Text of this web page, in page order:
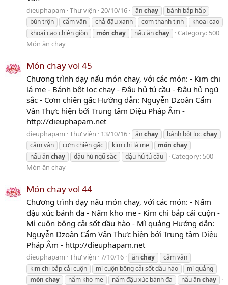
dieuphapam Thư viện 20/10/16 ănchay
bánh bắp hấp
bún trộn
cẩm vân chả đậu xanh cơm thanh tịnh
khoai cao
khoai cao chiên giòn
món chay nấu ănchay Category: 500
Món ăn chay
Món chay vol 45
Chương trình dạy nấu món chay, với các món: - Kim chi
lá me - Bánh bột lọc chay - Đậu hủ tú cầu - Đậu hủ ngũ
sắc - Cơm chiên gấc Hướng dẫn: Nguyễn Dzoãn Cẩm
Vân Thực hiện bởi Trung tâm Diệu Pháp Âm -
http://dieuphapam.net
dieuphapam Thư viện 13/10/16 ănchay bánh bột lọcchay
cẩm vân
cơm chiên gấc kim chi lá me món chay
nấu ănchay đậu hủ ngũ sắc đậu hủ tú cầu Category: 500
Món ăn chay
Món chay vol 44
Chương trình dạy nấu món chay, với các món: - Nấm
đậu xúc bánh đa - Nấm kho me - Kim chi bắp cải cuộn -
Mì cuộn bông cải sốt dầu hào - Mì quảng Hướng dẫn:
Nguyễn Dzoãn Cẩm Vân Thực hiện bởi Trung tâm Diệu
Pháp Âm - http://dieuphapam.net
dieuphapam Thư viện 7/10/16 ănchay
cẩm vân
kim chi bắp cải cuộn
mì cuộn bông cải sốt dầu hào
mì quảng
món chay nấm kho me nấm đậu xúc bánh đa nấu ănchay